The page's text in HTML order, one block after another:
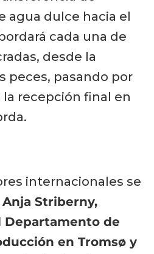
agua dulce hacia el
cada una de
desde la
peces, pasando por
recepción final en
internacionales se
Anja Striberny,
Departamento de
en Tromsø y